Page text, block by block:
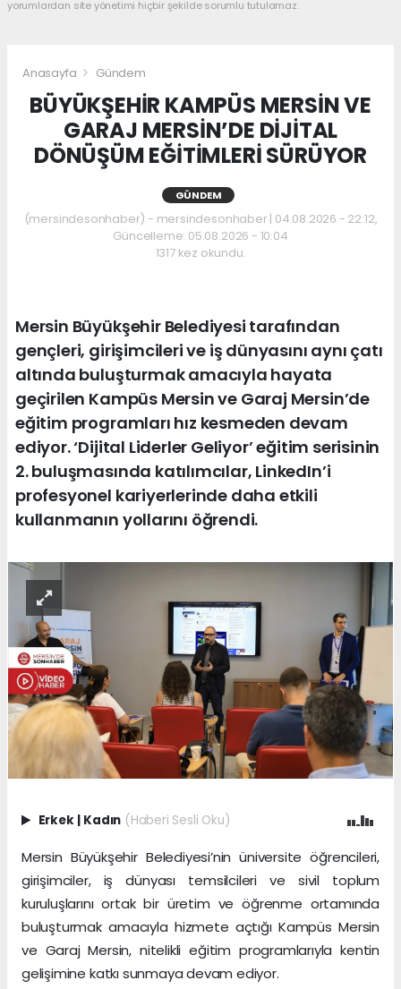
yorumlardan site yönetimi hiçbir şekilde sorumlu tutulamaz.
Anasayfa Gündem
BÜYÜKŞEHİR KAMPÜS MERSİN VE
GARAJ MERSİN’DE DİJİTAL
DÖNÜŞÜM EĞİTİMLERİ SÜRÜYOR
GÜNDEM
(mersindesonhaber) - mersindesonhaber | 04.08.2026 - 22:12,
Güncelleme: 05.08.2026 - 10:04
1317 kez okundu.
Mersin Büyükşehir Belediyesi tarafından
gençleri, girişimcileri ve iş dünyasını aynı çatı
altında buluşturmak amacıyla hayata
geçirilen Kampüs Mersin ve Garaj Mersin’de
eğitim programları hız kesmeden devam
ediyor. ‘Dijital Liderler Geliyor’ eğitim serisinin
2. buluşmasında katılımcılar, LinkedIn’i
profesyonel kariyerlerinde daha etkili
kullanmanın yollarını öğrendi.
Erkek | Kadın (Haberi Sesli Oku)
Mersin Büyükşehir Belediyesi’nin üniversite öğrencileri,
girişimciler, iş dünyası temsilcileri ve sivil toplum
kuruluşlarını ortak bir üretim ve öğrenme ortamında
buluşturmak amacıyla hizmete açtığı Kampüs Mersin
ve Garaj Mersin, nitelikli eğitim programlarıyla kentin
gelişimine katkı sunmaya devam ediyor.